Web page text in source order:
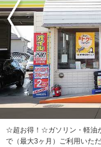
☆超お得！☆ガソリン・軽油
で（最大3ヶ月）ご利用いた